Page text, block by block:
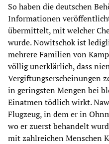
So haben die deutschen
Informationen
übermittelt, mit welcher
wurde. Nowitschok ist
mehrere Familien von
völlig unerklärlich, dass
Vergiftungserscheinungen
in geringsten Mengen bei
Einatmen tödlich wirkt.
Flugzeug, in dem er in
wo er zuerst behandelt
mit zahlreichen Menschen